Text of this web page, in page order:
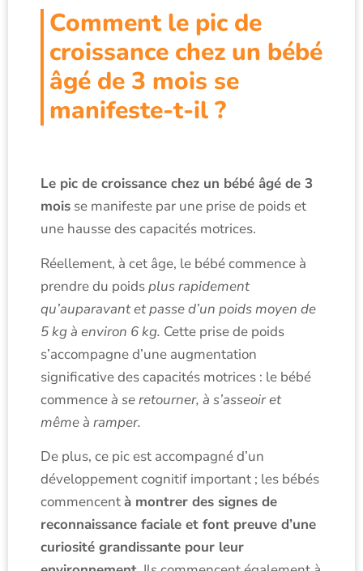
Comment le pic de
croissance chez un bébé
âgé de 3 mois se
manifeste-t-il ?
Le pic de croissance chez un bébé âgé de 3
mois se manifeste par une prise de poids et
une hausse des capacités motrices.
Réellement, à cet âge, le bébé commence à
prendre du poidsplus rapidement
qu’auparavant et passe d’un poids moyen de
5 kg à environ 6 kg. Cette prise de poids
s’accompagne d’une augmentation
significative des capacités motrices : le bébé
commenceà se retourner, à s’asseoir et
même à ramper.
De plus, ce pic est accompagné d’un
développement cognitif important ; les bébés
commencentà montrer des signes de
reconnaissance faciale et font preuve d’une
curiosité grandissante pour leur